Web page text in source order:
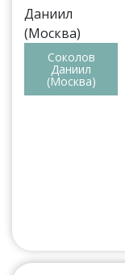
Соколов
Даниил
(Москва)